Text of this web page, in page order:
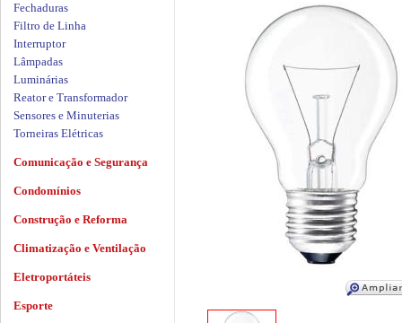
Fechaduras
Filtro de Linha
Interruptor
Lâmpadas
Luminárias
Reator e Transformador
Sensores e Minuterias
Torneiras Elétricas
Comunicação e Segurança
Condomínios
Construção e Reforma
Climatização e Ventilação
Eletroportáteis
Esporte